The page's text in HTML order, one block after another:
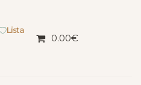
Lista
0.00€